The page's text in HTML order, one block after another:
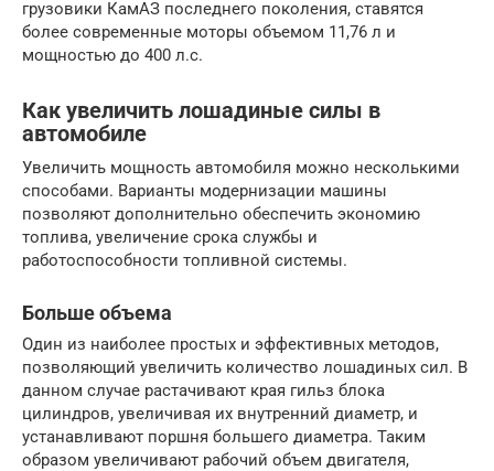
грузовики КамАЗ последнего поколения, ставятся
более современные моторы объемом 11,76 л и
мощностью до 400 л.с.
Как увеличить лошадиные силы в
автомобиле
Увеличить мощность автомобиля можно несколькими
способами. Варианты модернизации машины
позволяют дополнительно обеспечить экономию
топлива, увеличение срока службы и
работоспособности топливной системы.
Больше объема
Один из наиболее простых и эффективных методов,
позволяющий увеличить количество лошадиных сил. В
данном случае растачивают края гильз блока
цилиндров, увеличивая их внутренний диаметр, и
устанавливают поршня большего диаметра. Таким
образом увеличивают рабочий объем двигателя,